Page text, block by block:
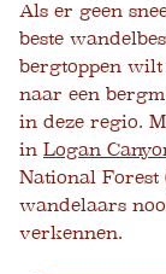
Als er geen
beste
bergtoppen
naar een
in deze regio.
in Logan
National Forest
wandelaars
verkennen.